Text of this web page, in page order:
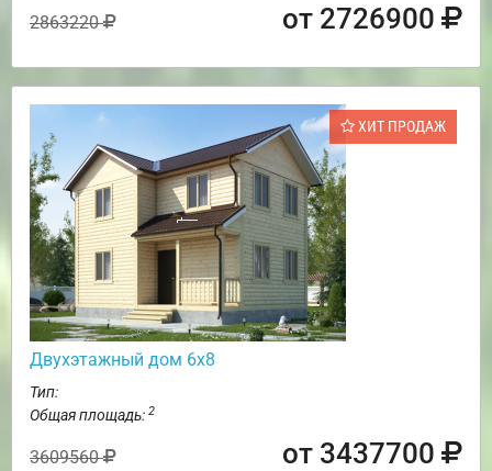
2863220 от 2726900
ХИТ ПРОДАЖ
Двухэтажный дом 6х8
Тип:
Общая площадь: 2
3609560 от 3437700